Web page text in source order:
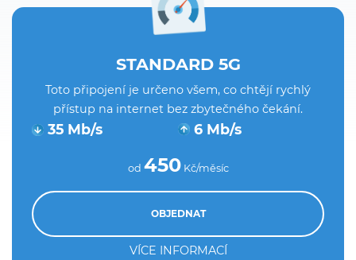
STANDARD 5G
Toto připojení je určeno všem, co chtějí rychlý
přístup na internet bez zbytečného čekání.
35 Mb/s 6 Mb/s
od 450Kč/měsíc
OBJEDNAT
VÍCE INFORMACÍ